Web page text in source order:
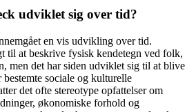
udviklet sig over tid?
en vis udvikling over tid.
til at beskrive fysisk kendetegn ved folk,
men det har siden udviklet sig til at blive
bestemte sociale og kulturelle
det ofte stereotype opfattelser om
økonomiske forhold og